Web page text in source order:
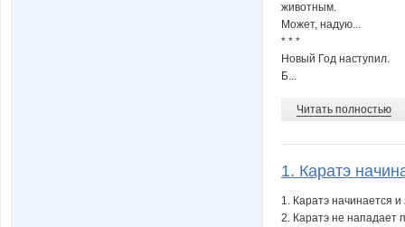
животным.
Может, надую...
* * *
Новый Год наступил.
Б...
Читать полностью
1. Каратэ
1. Каратэ начинается
2. Каратэ не нападает